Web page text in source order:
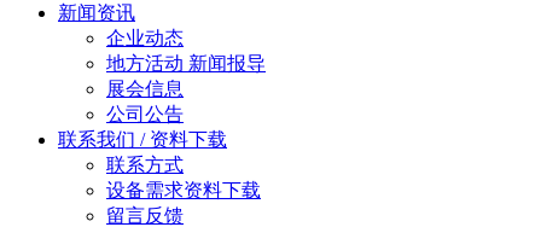
新闻资讯
企业动态
地方活动 新闻报导
展会信息
公司公告
联系我们 / 资料下载
联系方式
设备需求资料下载
留言反馈